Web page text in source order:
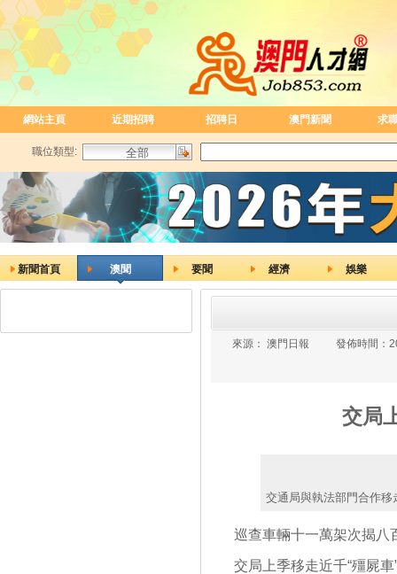
網站主頁 近期招聘 招聘日 澳門新聞 求
職位類型:
新聞首頁 澳聞 要聞 經濟 娛樂
來源： 澳門日報 發佈時間：
交局
交通局與執法部門合作
巡查車輛十一萬架次揭八
交局上季移走近千“殭屍車